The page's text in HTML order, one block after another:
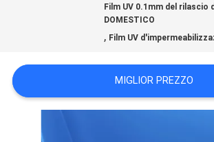
VISITA
Film UV 0.1mm del rilascio
DOMESTICO
, Film UV
MIGLIOR PREZZO